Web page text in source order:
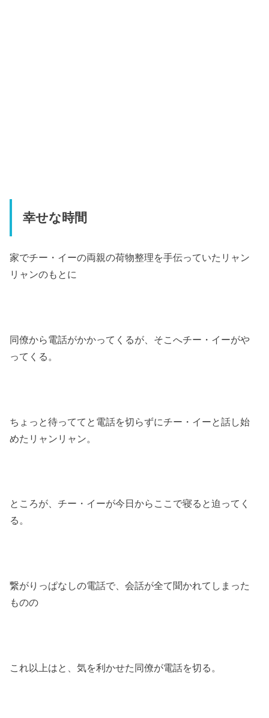
幸せな時間
家でチー・イーの両親の荷物整理を手伝っていたリャン
リャンのもとに
同僚から電話がかかってくるが、そこへチー・イーがや
ってくる。
ちょっと待っててと電話を切らずにチー・イーと話し始
めたリャンリャン。
ところが、チー・イーが今日からここで寝ると迫ってく
る。
繋がりっぱなしの電話で、会話が全て聞かれてしまった
ものの
これ以上はと、気を利かせた同僚が電話を切る。